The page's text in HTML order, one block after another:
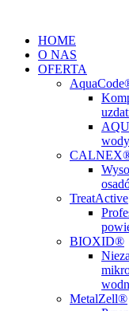
treści
HOME
O NAS
OFERTA
wody
TreatActive
BIOXID®
MetalZell®